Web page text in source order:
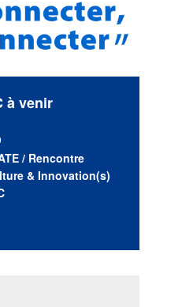
à venir
/ Rencontre
& Innovation(s)